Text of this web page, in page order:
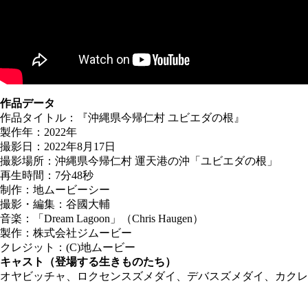
作品データ
作品タイトル：『沖縄県今帰仁村 ユビエダの根』
製作年：2022年
撮影日：2022年8月17日
撮影場所：沖縄県今帰仁村 運天港の沖「ユビエダの根」
再生時間：7分48秒
制作：地ムービーシー
撮影・編集：谷國大輔
音楽：「Dream Lagoon」（Chris Haugen）
製作：株式会社ジムービー
クレジット：(C)地ムービー
キャスト（登場する生きものたち）
オヤビッチャ、ロクセンスズメダイ、デバスズメダイ、カクレ